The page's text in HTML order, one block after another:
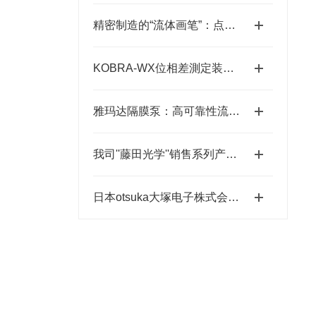
精密制造的“流体画笔”：点胶机技术全景解析
KOBRA-WX位相差測定装置技术原理：让“相位”变成“光强”
雅玛达隔膜泵：高可靠性流体输送的工业优选
我司''藤田光学''销售系列产品成为日本MUSASHI武蔵新的代理店
日本otsuka大塚电子株式会社【NEW】新品光波动场三次元显微镜MINUK